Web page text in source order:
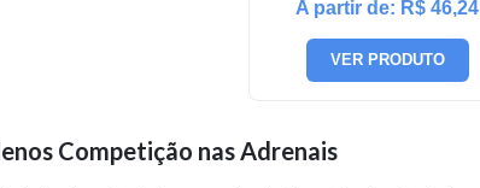
A partir de: R$ 46,24
VER PRODUTO
Competição nas Adrenais